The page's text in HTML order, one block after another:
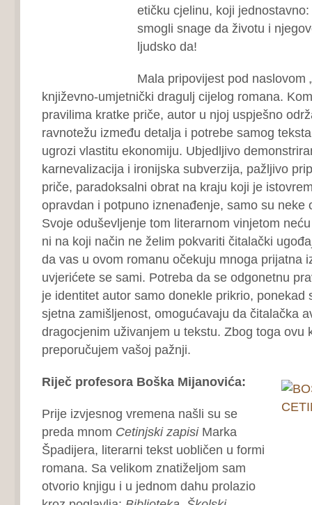
etičku cjelinu, koji
smogli snage da životu i
ljudsko da!
Mala pripovijest pod naslovom
književno-umjetnički dragulj cijelog romana.
pravilima kratke priče, autor u njoj uspješno
ravnotežu između detalja i potrebe samog
ugrozi vlastitu ekonomiju. Ubjedljivo
karnevalizacija i ironijska subverzija, pažljivo
priče, paradoksalni obrat na kraju koji je
opravdan i potpuno iznenađenje, samo su
Svoje oduševljenje tom literarnom vinjetom
ni na koji način ne želim pokvariti čitalački
da vas u ovom romanu očekuju mnoga prijatna
uvjerićete se sami. Potreba da se odgonetnu
je identitet autor samo donekle prikrio, ponekad
sjetna zamišljenost, omogućavaju da čitalačka
dragocjenim uživanjem u tekstu. Zbog toga ovu
preporučujem vašoj pažnji.
Riječ profesora Boška Mijanovića:
Prije izvjesnog vremena našli su se
preda mnom Cetinjski zapisiMarka
Špadijera, literarni tekst uobličen u formi
romana. Sa velikom znatiželjom sam
otvorio knjigu i u jednom dahu prolazio